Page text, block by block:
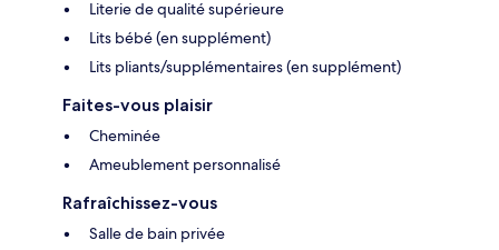
Literie de qualité supérieure
Lits bébé (en supplément)
Lits pliants/supplémentaires (en supplément)
Faites-vous plaisir
Cheminée
Ameublement personnalisé
Rafraîchissez-vous
Salle de bain privée